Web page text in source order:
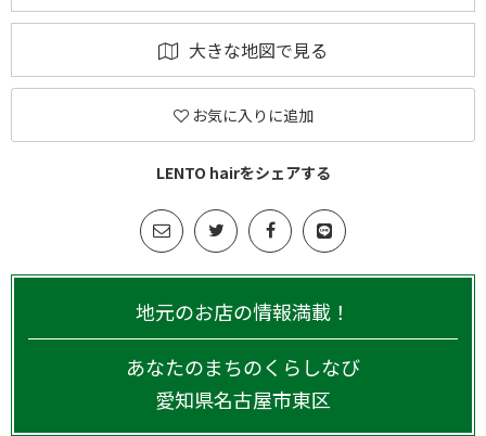
大きな地図で見る
お気に入りに追加
LENTO hairをシェアする
地元のお店の情報満載！
あなたのまちのくらしなび
愛知県名古屋市東区